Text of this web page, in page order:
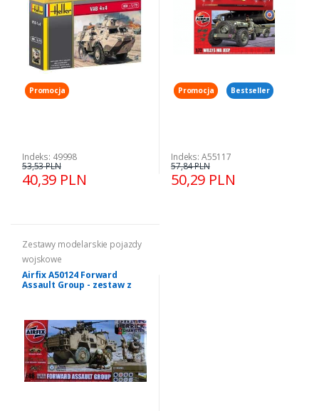
Promocja
Indeks: 49998
40,39 PLN
53,53 PLN
Promocja Bestseller
Indeks: A55117
50,29 PLN
57,84 PLN
Zestawy modelarskie pojazdy
wojskowe
Airfix A50124 Forward
Assault Group - zestaw z